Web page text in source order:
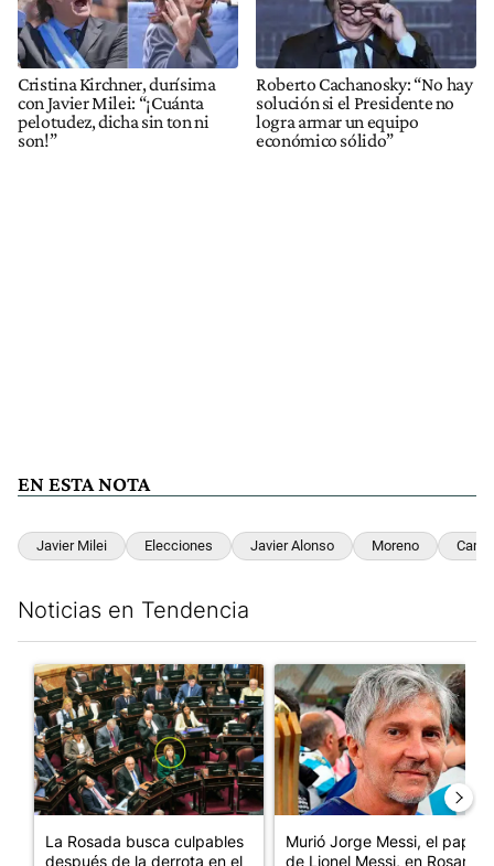
Cristina Kirchner, durísima
con Javier Milei: “¡Cuánta
pelotudez, dicha sin ton ni
son!”
Roberto Cachanosky: “No hay
solución si el Presidente no
logra armar un equipo
económico sólido”
EN ESTA NOTA
Javier Milei Elecciones Javier Alonso Moreno
Noticias en Tendencia
Un artículo de tendencia con el título "La Rosada busca
La Rosada busca culpables
después de la derrota en el
Un artículo de tendencia con
Murió Jorge Messi, el papá
de Lionel Messi, en Rosario